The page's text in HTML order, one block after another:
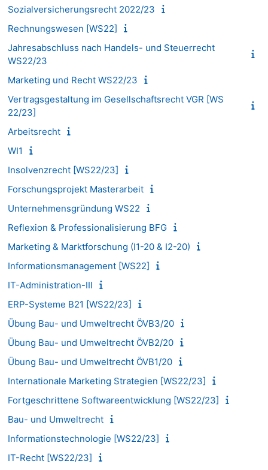
Sozialversicherungsrecht 2022/23
Rechnungswesen [WS22]
Jahresabschluss nach Handels- und Steuerrecht
WS22/23
Marketing und Recht WS22/23
Vertragsgestaltung im Gesellschaftsrecht VGR [WS
22/23]
Arbeitsrecht
WI1
Insolvenzrecht [WS22/23]
Forschungsprojekt Masterarbeit
Unternehmensgründung WS22
Reflexion & Professionalisierung BFG
Marketing & Marktforschung (I1-20 & I2-20)
Informationsmanagement [WS22]
IT-Administration-III
ERP-Systeme B21 [WS22/23]
Übung Bau- und Umweltrecht ÖVB3/20
Übung Bau- und Umweltrecht ÖVB2/20
Übung Bau- und Umweltrecht ÖVB1/20
Internationale Marketing Strategien [WS22/23]
Fortgeschrittene Softwareentwicklung [WS22/23]
Bau- und Umweltrecht
Informationstechnologie [WS22/23]
IT-Recht [WS22/23]